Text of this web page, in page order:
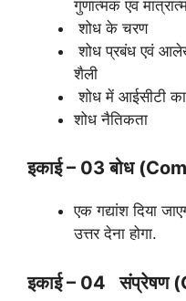
गुणात्मक एवं
शोध के चरण
शोध प्रबंध एवं
शैली
शोध में आईसीटी
शोध नैतिकता
इकाई – 03 बोध
एक गद्यांश दिया
उत्तर देना होगा.
इकाई – 04 संप्रेषण